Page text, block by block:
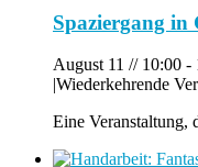
Spaziergang in
August 11 // 10:00 -
|Wiederkehrende
Eine Veranstaltung,